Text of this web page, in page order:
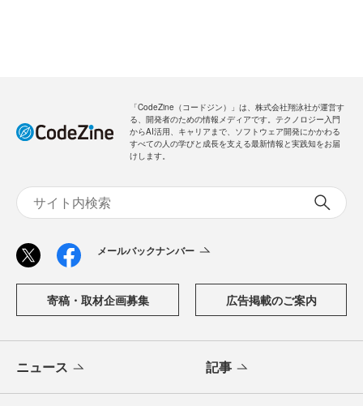
「CodeZine（コードジン）」は、株式会社翔泳社が運営す
る、開発者のための情報メディアです。テクノロジー入門
からAI活用、キャリアまで、ソフトウェア開発にかかわる
すべての人の学びと成長を支える最新情報と実践知をお届
けします。
メールバックナンバー
寄稿・取材企画募集 広告掲載のご案内
ニュース 記事